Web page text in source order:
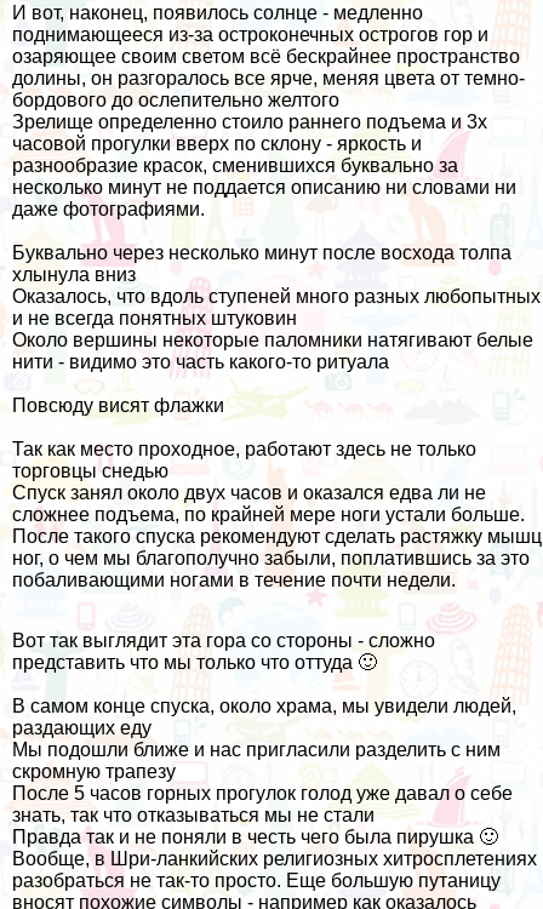
И вот, наконец, появилось солнце - медленно
поднимающееся из-за остроконечных острогов гор и
озаряющее своим светом всё бескрайнее пространство
долины, он разгоралось все ярче, меняя цвета от темно-
бордового до ослепительно желтого
Зрелище определенно стоило раннего подъема и 3х
часовой прогулки вверх по склону - яркость и
разнообразие красок, сменившихся буквально за
несколько минут не поддается описанию ни словами ни
даже фотографиями.
Буквально через несколько минут после восхода толпа
хлынула вниз
Оказалось, что вдоль ступеней много разных любопытных
и не всегда понятных штуковин
Около вершины некоторые паломники натягивают белые
нити - видимо это часть какого-то ритуала
Повсюду висят флажки
Так как место проходное, работают здесь не только
торговцы снедью
Спуск занял около двух часов и оказался едва ли не
сложнее подъема, по крайней мере ноги устали больше.
После такого спуска рекомендуют сделать растяжку мышц
ног, о чем мы благополучно забыли, поплатившись за это
побаливающими ногами в течение почти недели.
Вот так выглядит эта гора со стороны - сложно
представить что мы только что оттуда 🙂
В самом конце спуска, около храма, мы увидели людей,
раздающих еду
Мы подошли ближе и нас пригласили разделить с ним
скромную трапезу
После 5 часов горных прогулок голод уже давал о себе
знать, так что отказываться мы не стали
Правда так и не поняли в честь чего была пирушка 🙂
Вообще, в Шри-ланкийских религиозных хитросплетениях
разобраться не так-то просто. Еще большую путаницу
вносят похожие символы - например как оказалось